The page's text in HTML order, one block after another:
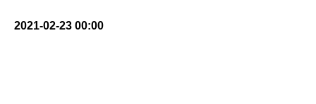
2021-02-23 00:00